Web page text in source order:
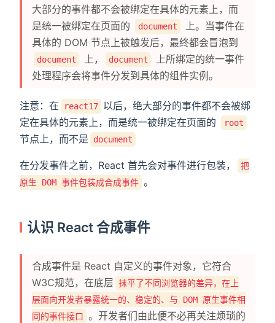
大部分的事件都不会被绑定在具体的元素上，而
是统一被绑定在页面的
document
上。当事件在
具体的 DOM 节点上被触发后，最终都会冒泡到
document 上， document
上所绑定的统一事件
处理程序会将事件分发到具体的组件实例。
注意：在 react17 以后，绝大部分的事件都不会被绑
定在具体的元素上，而是统一被绑定在页面的
root
节点上，而不是 document
在分发事件之前，React 首先会对事件进行包装，
把
原生 DOM 事件包装成合成事件 。
认识 React 合成事件
合成事件是 React 自定义的事件对象，它符合
W3C规范，在底层 抹平了不同浏览器的差异，在上
层面向开发者暴露统一的、稳定的、与 DOM 原生事件相
同的事件接口 。开发者们由此便不必再关注烦琐的